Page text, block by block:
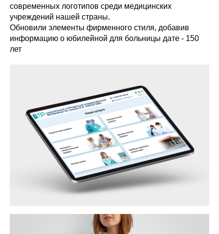
современных логотипов среди медицинских
учреждений нашей страны.
Обновили элементы фирменного стиля, добавив
информацию о юбилейной для больницы дате - 150
лет